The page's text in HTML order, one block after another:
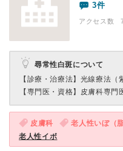
3件
アクセス数
尋常性白斑について
【診療・治療法】 光線療法（
【専門医・資格】 皮膚科専門
皮膚科 老人性いぼ（
老人性イボ